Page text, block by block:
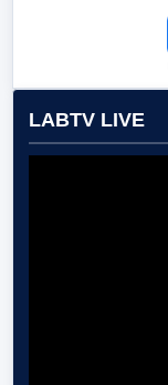
LABTV LIVE